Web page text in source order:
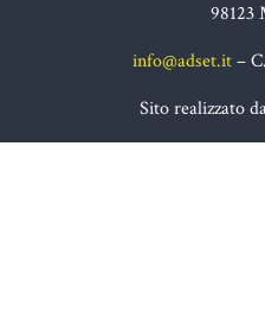
98123
info@adset.it–
Sito realizzato